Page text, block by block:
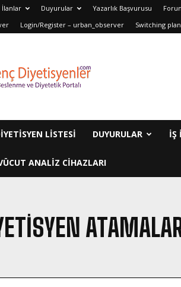
İlanlar Duyurular Yazarlık Başvurusu
Login/Register – urban_observer Switching
LISTESI DUYURULAR İŞ
ANALIZ CIHAZLARI